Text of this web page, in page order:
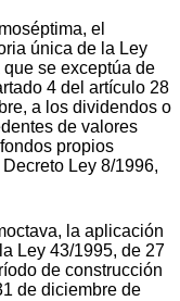
el
única de la Ley
se exceptúa de
4 del artículo 28
a los dividendos o
de valores
propios
Ley 8/1996,
la aplicación
Ley 43/1995, de 27
de construcción
de diciembre de